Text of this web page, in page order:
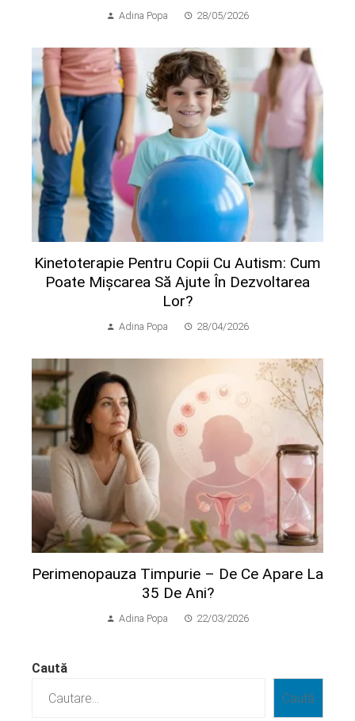
Adina Popa 28/05/2026
Kinetoterapie Pentru Copii Cu Autism: Cum
Poate Mișcarea Să Ajute În Dezvoltarea
Lor?
Adina Popa 28/04/2026
Perimenopauza Timpurie – De Ce Apare La
35 De Ani?
Adina Popa 22/03/2026
Caută
Caută